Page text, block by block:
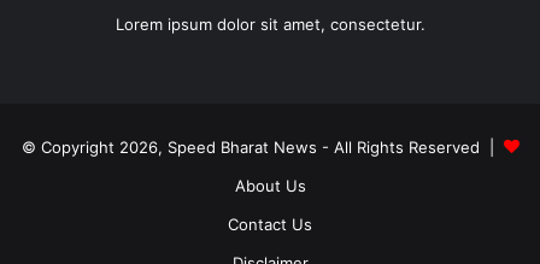
Lorem ipsum dolor sit amet, consectetur.
© Copyright 2026, Speed Bharat News - All Rights Reserved |
About Us
Contact Us